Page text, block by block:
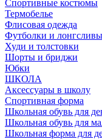
Спортивные костюмы
Термобелье
Флисовая одежда
Футболки и лонгсливы
Худи и толстовки
Шорты и бриджи
Юбки
ШКОЛА
Аксессуары в школу
Спортивная форма
Школьная обувь для
Школьная обувь для
Школьная форма для